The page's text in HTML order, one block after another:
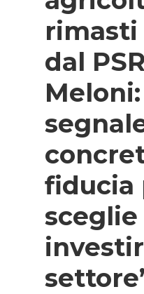
rimasti
dal
Meloni:
fiducia
sceglie